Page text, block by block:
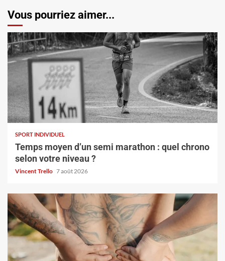
Vous pourriez aimer...
SPORT INDIVIDUEL
Temps moyen d’un semi marathon : quel chrono
selon votre niveau ?
Vincent Trello 7 août 2026